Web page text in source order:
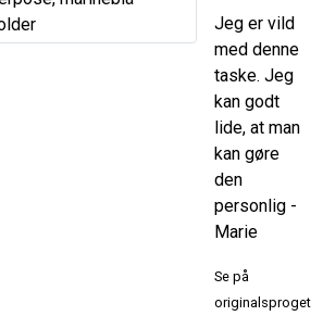
Jeg er vild
med denne
taske. Jeg
kan godt
lide, at man
kan gøre
den
personlig -
Marie
Se på
originalsproget